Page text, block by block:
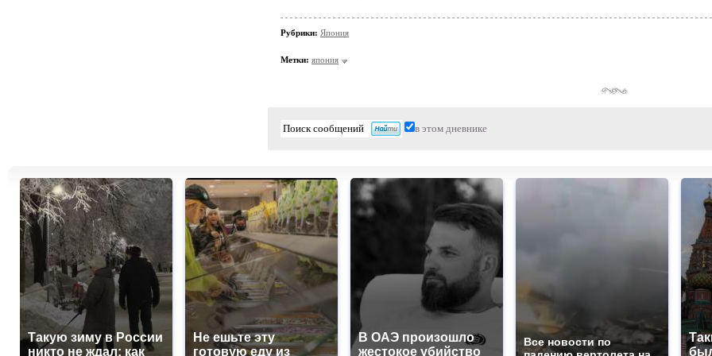
Рубрики: Япония
Метки: япония
в этом дневнике
Такую зиму в России
никто не ждал: как
Не ешьте эту
готовую еду из
В ОАЭ произошло
жестокое убийство
Все новости по